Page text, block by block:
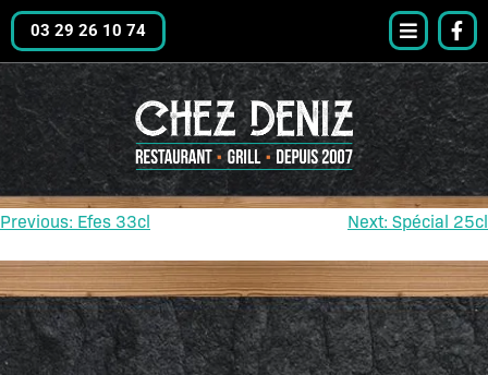
03 29 26 10 74
Previous: Efes 33cl Next: Spécial 25cl